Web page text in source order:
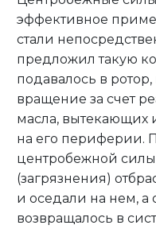
эффективное
стали
предложил такую
подавалось в
вращение за счет
масла, вытекающих
на его периферии.
центробежной
(загрязнения)
и оседали на нем,
возвращалось в